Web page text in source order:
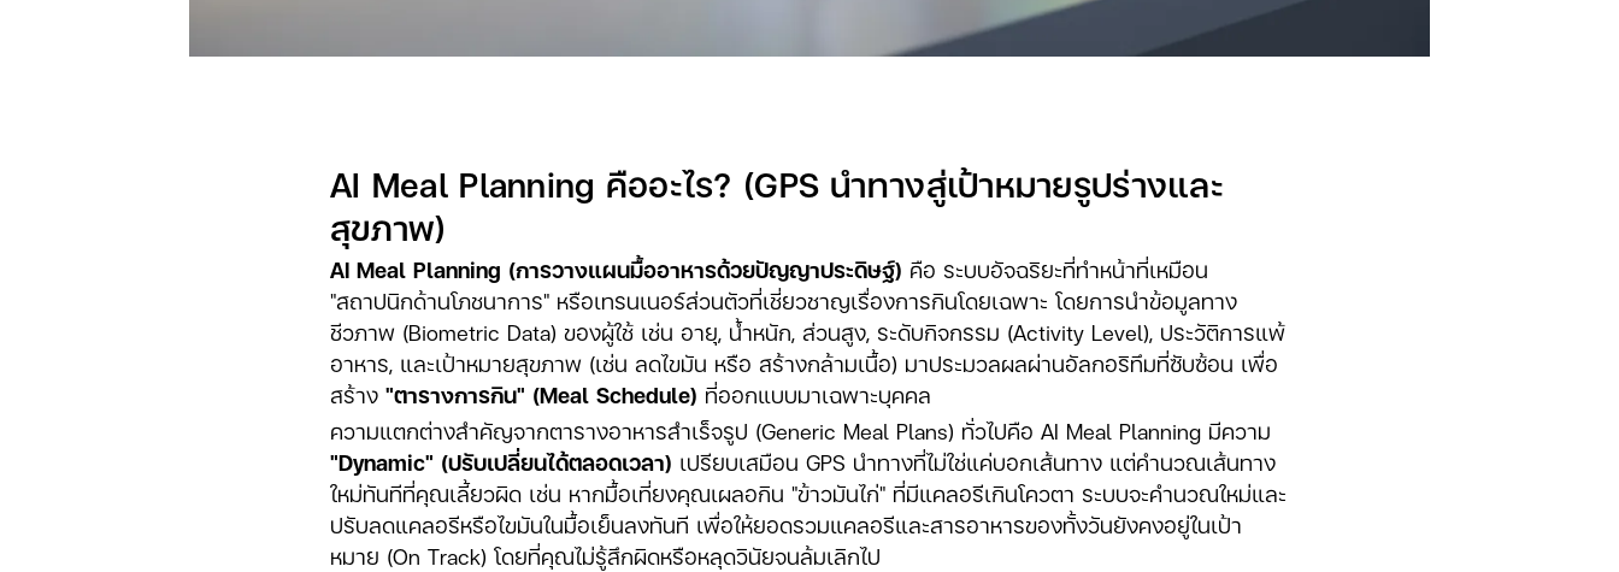
AI Meal Planning คืออะไร? (GPS นำทางสู่เป้าหมายรูปร่างและ
สุขภาพ)
AI Meal Planning (การวางแผนมื้ออาหารด้วยปัญญาประดิษฐ์) คือ ระบบอัจฉริยะที่ทำหน้าที่เหมือน
"สถาปนิกด้านโภชนาการ" หรือเทรนเนอร์ส่วนตัวที่เชี่ยวชาญเรื่องการกินโดยเฉพาะ โดยการนำข้อมูลทาง
ชีวภาพ (Biometric Data) ของผู้ใช้ เช่น อายุ, น้ำหนัก, ส่วนสูง, ระดับกิจกรรม (Activity Level), ประวัติการแพ้
อาหาร, และเป้าหมายสุขภาพ (เช่น ลดไขมัน หรือ สร้างกล้ามเนื้อ) มาประมวลผลผ่านอัลกอริทึมที่ซับซ้อน เพื่อ
สร้าง "ตารางการกิน" (Meal Schedule) ที่ออกแบบมาเฉพาะบุคคล
ความแตกต่างสำคัญจากตารางอาหารสำเร็จรูป (Generic Meal Plans) ทั่วไปคือ AI Meal Planning มีความ
"Dynamic" (ปรับเปลี่ยนได้ตลอดเวลา) เปรียบเสมือน GPS นำทางที่ไม่ใช่แค่บอกเส้นทาง แต่คำนวณเส้นทาง
ใหม่ทันทีที่คุณเลี้ยวผิด เช่น หากมื้อเที่ยงคุณเผลอกิน "ข้าวมันไก่" ที่มีแคลอรีเกินโควตา ระบบจะคำนวณใหม่และ
ปรับลดแคลอรีหรือไขมันในมื้อเย็นลงทันที เพื่อให้ยอดรวมแคลอรีและสารอาหารของทั้งวันยังคงอยู่ในเป้า
หมาย (On Track) โดยที่คุณไม่รู้สึกผิดหรือหลุดวินัยจนล้มเลิกไป